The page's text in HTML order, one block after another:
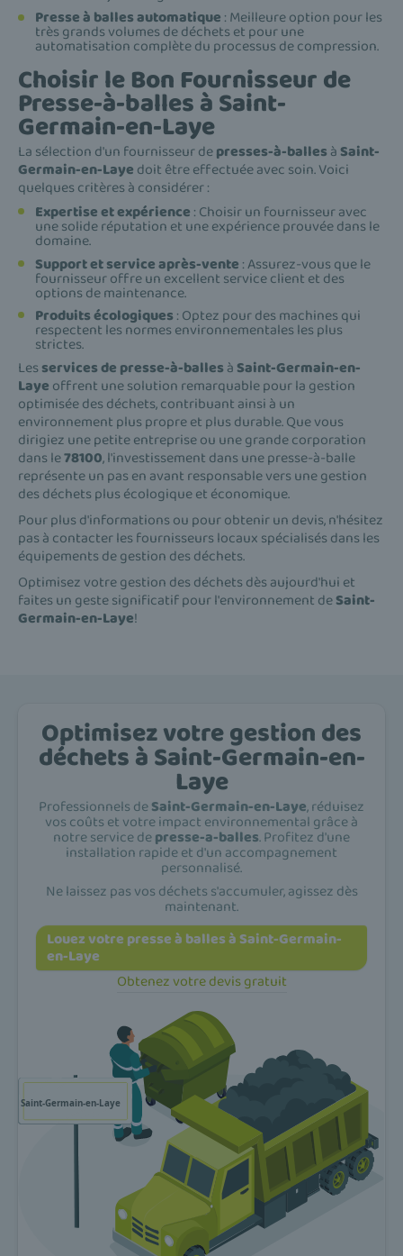
Presse à balles automatique : Meilleure option pour les
très grands volumes de déchets et pour une
automatisation complète du processus de compression.
Choisir le Bon Fournisseur de
Presse-à-balles à Saint-
Germain-en-Laye
La sélection d'un fournisseur depresses-à-balles à Saint-
Germain-en-Laye doit être effectuée avec soin. Voici
quelques critères à considérer :
Expertise et expérience : Choisir un fournisseur avec
une solide réputation et une expérience prouvée dans le
domaine.
Support et service après-vente : Assurez-vous que le
fournisseur offre un excellent service client et des
options de maintenance.
Produits écologiques : Optez pour des machines qui
respectent les normes environnementales les plus
strictes.
Les services de presse-à-balles à Saint-Germain-en-
Laye offrent une solution remarquable pour la gestion
optimisée des déchets, contribuant ainsi à un
environnement plus propre et plus durable. Que vous
dirigiez une petite entreprise ou une grande corporation
dans le78100, l'investissement dans une presse-à-balle
représente un pas en avant responsable vers une gestion
des déchets plus écologique et économique.
Pour plus d'informations ou pour obtenir un devis, n'hésitez
pas à contacter les fournisseurs locaux spécialisés dans les
équipements de gestion des déchets.
Optimisez votre gestion des déchets dès aujourd'hui et
faites un geste significatif pour l'environnement deSaint-
Germain-en-Laye!
Optimisez votre gestion des
déchets à Saint-Germain-en-
Laye
Professionnels deSaint-Germain-en-Laye, réduisez
vos coûts et votre impact environnemental grâce à
notre service depresse-a-balles. Profitez d'une
installation rapide et d'un accompagnement
personnalisé.
Ne laissez pas vos déchets s'accumuler, agissez dès
maintenant.
Louez votre presse à balles à Saint-Germain-
en-Laye
Obtenez votre devis gratuit